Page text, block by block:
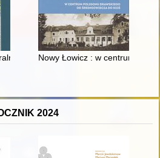
synów szlacheckich w XVI-
Nowy Łowicz : w centrum
2024